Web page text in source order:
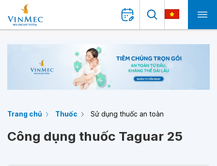
Trang chủ Thuốc Sử dụng thuốc an toàn
Công dụng thuốc Taguar 25